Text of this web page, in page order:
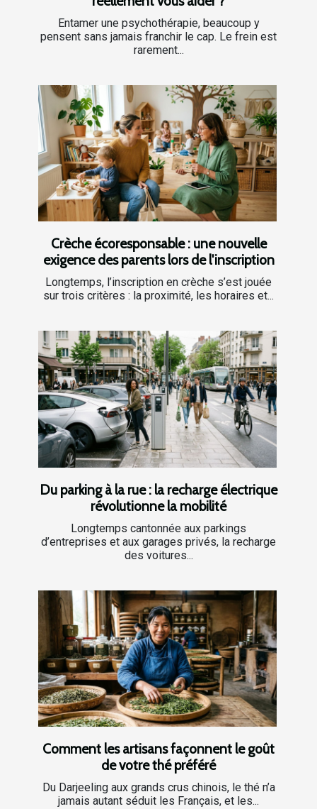
Entamer une psychothérapie, beaucoup y
pensent sans jamais franchir le cap. Le frein est
rarement...
Crèche écoresponsable : une nouvelle
exigence des parents lors de l'inscription
Longtemps, l’inscription en crèche s’est jouée
sur trois critères : la proximité, les horaires et...
Du parking à la rue : la recharge électrique
révolutionne la mobilité
Longtemps cantonnée aux parkings
d’entreprises et aux garages privés, la recharge
des voitures...
Comment les artisans façonnent le goût
de votre thé préféré
Du Darjeeling aux grands crus chinois, le thé n’a
jamais autant séduit les Français, et les...